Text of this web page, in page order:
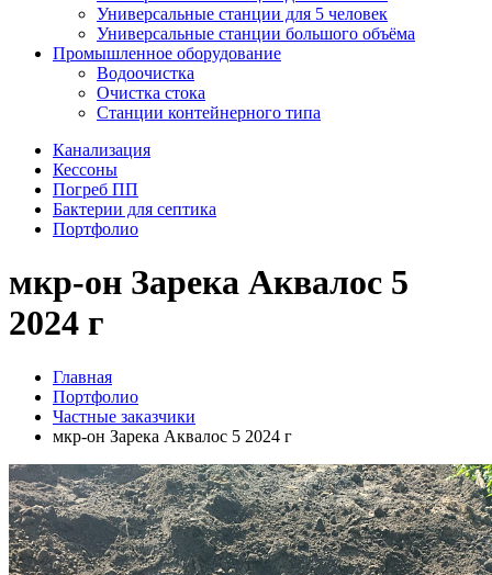
Универсальные станции для 5 человек
Универсальные станции большого объёма
Промышленное оборудование
Водоочистка
Очистка стока
Станции контейнерного типа
Канализация
Кессоны
Погреб ПП
Бактерии для септика
Портфолио
мкр-он Зарека Аквалос 5
2024 г
Главная
Портфолио
Частные заказчики
мкр-он Зарека Аквалос 5 2024 г